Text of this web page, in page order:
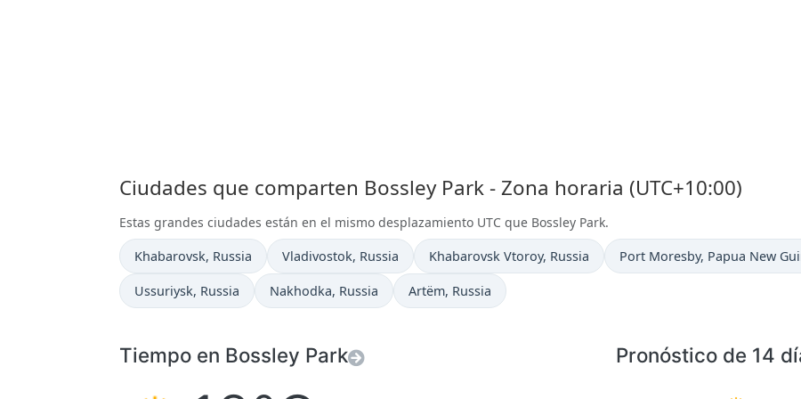
Ciudades que comparten Bossley Park - Zona horaria (UTC+10:00)
Estas grandes ciudades están en el mismo desplazamiento UTC que Bossley Park.
Hora actual en
Khabarovsk, Russia Hora actual en
Vladivostok, Russia Hora actual en
Khabarovsk Vtoroy, Russia Hora actual en
Port Moresby, Papua New
Hora actual en
Ussuriysk, Russia Hora actual en
Nakhodka, Russia Hora actual en
Artëm, Russia
Tiempo en Bossley Park Pronóstico de 14